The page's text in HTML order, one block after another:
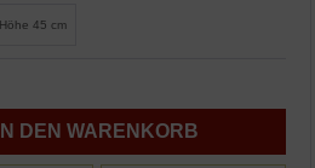
Höhe 45 cm
IN DEN WARENKORB